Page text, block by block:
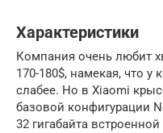
Характеристики
Компания очень любит
170-180$, намекая, что у
слабее. Но в Xiaomi
базовой конфигурации
32 гигабайта